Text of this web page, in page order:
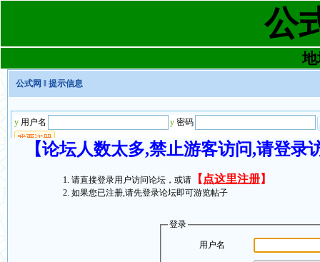
公
地
公式网 ‖ 提示信息
【论坛人数太多,禁止游客访问,请登
请直接登录用户访问论坛，或请 【 点这里注册】
如果您已注册,请先登录论坛即可游览帖子
登录
用户名